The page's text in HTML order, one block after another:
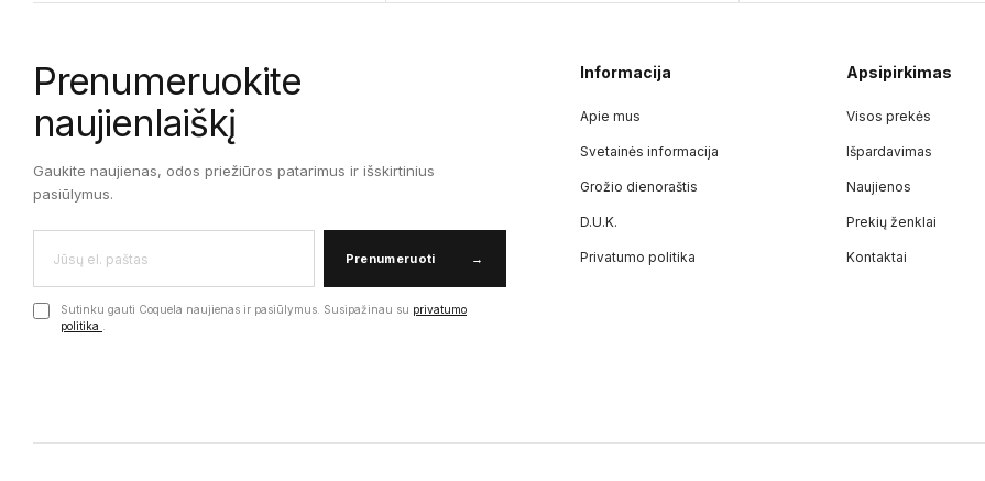
Prenumeruokite
naujienlaiškį
Gaukite naujienas, odos priežiūros patarimus ir išskirtinius
pasiūlymus.
Prenumeruoti →
Sutinku gauti Coquela naujienas ir pasiūlymus. Susipažinau su privatumo
politika
Informacija
Apie mus
Svetainės informacija
Grožio dienoraštis
D.U.K.
Privatumo politika
Apsipirkimas
Visos prekės
Išpardavimas
Naujienos
Prekių ženklai
Kontaktai